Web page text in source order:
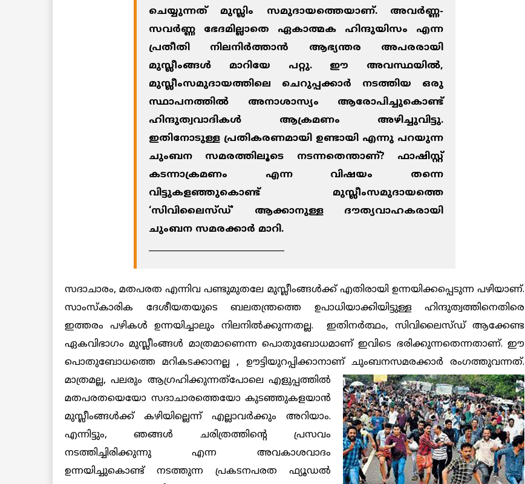
ചെയ്യുന്നത് മുസ്ലിം സമുദായത്തെയാണ്. അവര്‍ണ്ണ-
സവര്‍ണ്ണ ഭേദമില്ലാതെ ഏകാത്മക ഹിന്ദുയിസം എന്ന
പ്രതീതി നിലനിര്‍ത്താന്‍ ആഭ്യന്തര അപരരായി
മുസ്ലീംങ്ങള്‍ മാറിയേ പറ്റു. ഈ അവസ്ഥയില്‍,
മുസ്ലീംസമുദായത്തിലെ ചെറുപ്പക്കാര്‍ നടത്തിയ ഒരു
സ്ഥാപനത്തില്‍ അനാശാസ്യം ആരോപിച്ചുകൊണ്ട്
ഹിന്ദുത്വവാദികള്‍ ആക്രമണം അഴിച്ചുവിട്ടു.
ഇതിനോടുള്ള പ്രതികരണമായി ഉണ്ടായി എന്നു പറയുന്ന
ചുംബന സമരത്തിലൂടെ നടന്നതെന്താണ്? ഫാഷിസ്റ്റ്
കടന്നാക്രമണം എന്ന വിഷയം തന്നെ
വിട്ടുകളഞ്ഞുകൊണ്ട് മുസ്ലീംസമുദായത്തെ
‘സിവിലൈസ്ഡ്’ ആക്കാനുള്ള ദൗത്യവാഹകരായി
ചുംബന സമരക്കാര്‍ മാറി.
സദാചാരം, മതപരത എന്നിവ പണ്ടുമുതലേ മുസ്ലീംങ്ങള്‍ക്ക് എതിരായി ഉന്നയിക്കപ്പെടുന്ന പഴിയാണ്.
സാംസ്‌കാരിക ദേശീയതയുടെ ബലതന്ത്രത്തെ ഉപാധിയാക്കിയിട്ടുള്ള ഹിന്ദുത്വത്തിനെതിരെ
ഇത്തരം പഴികള്‍ ഉന്നയിച്ചാലും നിലനില്‍ക്കുന്നതല്ല. ഇതിനര്‍ത്ഥം, സിവിലൈസ്ഡ് ആക്കേണ്ട
ഏകവിഭാഗം മുസ്ലീംങ്ങള്‍ മാത്രമാണെന്ന പൊതുബോധമാണ് ഇവിടെ ഭരിക്കുന്നതെന്നതാണ്. ഈ
പൊതുബോധത്തെ മറികടക്കാനല്ല , ഊട്ടിയുറപ്പിക്കാനാണ് ചുംബനസമരക്കാര്‍ രംഗത്തുവന്നത്.
മാത്രമല്ല, പലരും ആഗ്രഹിക്കുന്നത്‌പോലെ എളുപ്പത്തില്‍
മതപരതയെയോ സദാചാരത്തെയോ കുടഞ്ഞുകളയാന്‍
മുസ്ലീംങ്ങള്‍ക്ക് കഴിയില്ലെന്ന് എല്ലാവര്‍ക്കും അറിയാം.
എന്നിട്ടും, ഞങ്ങള്‍ ചരിത്രത്തിന്റെ പ്രസവം
നടത്തിച്ചിരിക്കുന്നു എന്ന അവകാശവാദം
ഉന്നയിച്ചുകൊണ്ട് നടത്തുന്ന പ്രകടനപരത ഫ്യൂഡല്‍